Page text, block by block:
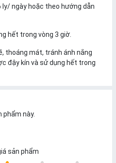
ly/ ngày hoặc theo hướng dẫn
hết trong vòng 3 giờ.
thoáng mát, tránh ánh nắng
đậy kín và sử dụng hết trong
phẩm này.
sản phẩm